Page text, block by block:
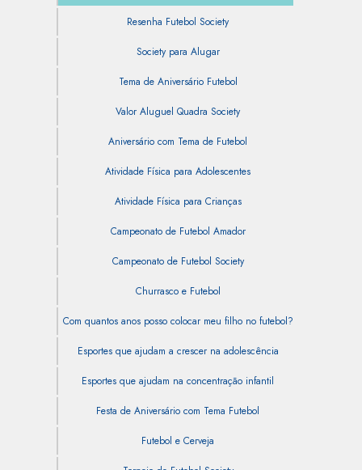
Resenha Futebol Society
Society para Alugar
Tema de Aniversário Futebol
Valor Aluguel Quadra Society
Aniversário com Tema de Futebol
Atividade Física para Adolescentes
Atividade Física para Crianças
Campeonato de Futebol Amador
Campeonato de Futebol Society
Churrasco e Futebol
Com quantos anos posso colocar meu filho no futebol?
Esportes que ajudam a crescer na adolescência
Esportes que ajudam na concentração infantil
Festa de Aniversário com Tema Futebol
Futebol e Cerveja